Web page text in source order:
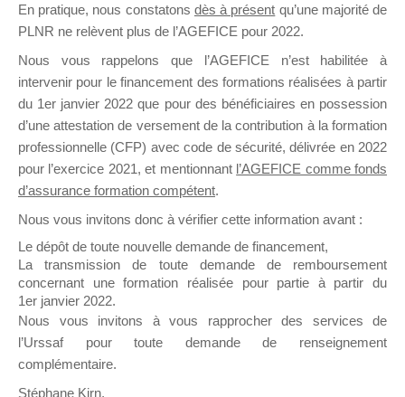
il y a un mois
Ce groupe est destiné aux Organismes de
Formation qui souhaitent répondre à l’Appel à
Propositions Mallette du Dirigeant.
Ce groupe propose un forum dédié au support
sur lequel il est possible de laisser un message
ou poser une question.
NB : Il est nécessaire d’être
pouvoir rejoindre ce groupe
En pratique, nous constatons dès à présent qu’une majorité de
PLNR ne relèvent plus de l’AGEFICE pour 2022.
Nous vous rappelons que l’AGEFICE n’est habilitée à
intervenir pour le financement des formations réalisées à partir
du 1er janvier 2022 que pour des bénéficiaires en possession
d’une attestation de versement de la contribution à la formation
professionnelle (CFP) avec code de sécurité, délivrée en 2022
pour l’exercice 2021, et mentionnant l’AGEFICE comme fonds
d’assurance formation compétent.
Nous vous invitons donc à vérifier cette information avant :
Le dépôt de toute nouvelle demande de financement,
La transmission de toute demande de remboursement
concernant une formation réalisée pour partie à partir du
1er janvier 2022.
Nous vous invitons à vous rapprocher des services de
l’Urssaf pour toute demande de renseignement
complémentaire.
Stéphane Kirn,